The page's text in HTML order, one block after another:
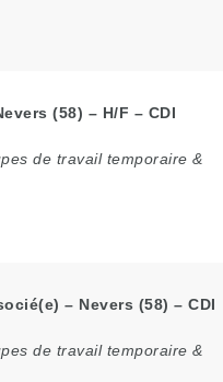
(58) – H/F – CDI
de travail temporaire &
– Nevers (58) – CDI
de travail temporaire &